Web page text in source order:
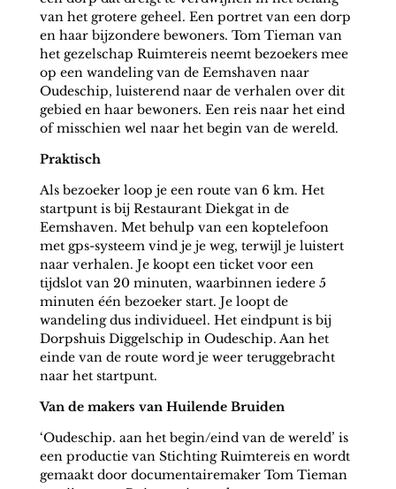
van het grotere geheel. Een portret van een dorp
en haar bijzondere bewoners. Tom Tieman van
het gezelschap Ruimtereis neemt bezoekers mee
op een wandeling van de Eemshaven naar
Oudeschip, luisterend naar de verhalen over dit
gebied en haar bewoners. Een reis naar het eind
of misschien wel naar het begin van de wereld.
Praktisch
Als bezoeker loop je een route van 6 km. Het
startpunt is bij Restaurant Diekgat in de
Eemshaven. Met behulp van een koptelefoon
met gps-systeem vind je je weg, terwijl je luistert
naar verhalen. Je koopt een ticket voor een
tijdslot van 20 minuten, waarbinnen iedere 5
minuten één bezoeker start. Je loopt de
wandeling dus individueel. Het eindpunt is bij
Dorpshuis Diggelschip in Oudeschip. Aan het
einde van de route word je weer teruggebracht
naar het startpunt.
Van de makers van Huilende Bruiden
‘Oudeschip. aan het begin/eind van de wereld’ is
een productie van Stichting Ruimtereis en wordt
gemaakt door documentairemaker Tom Tieman